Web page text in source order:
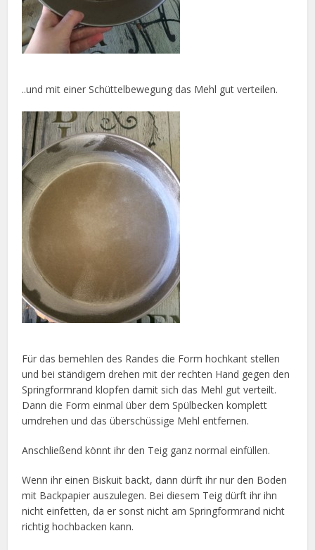
..und mit einer Schüttelbewegung das Mehl gut verteilen.
Für das bemehlen des Randes die Form hochkant stellen
und bei ständigem drehen mit der rechten Hand gegen den
Springformrand klopfen damit sich das Mehl gut verteilt.
Dann die Form einmal über dem Spülbecken komplett
umdrehen und das überschüssige Mehl entfernen.
Anschließend könnt ihr den Teig ganz normal einfüllen.
Wenn ihr einen Biskuit backt, dann dürft ihr nur den Boden
mit Backpapier auszulegen. Bei diesem Teig dürft ihr ihn
nicht einfetten, da er sonst nicht am Springformrand nicht
richtig hochbacken kann.